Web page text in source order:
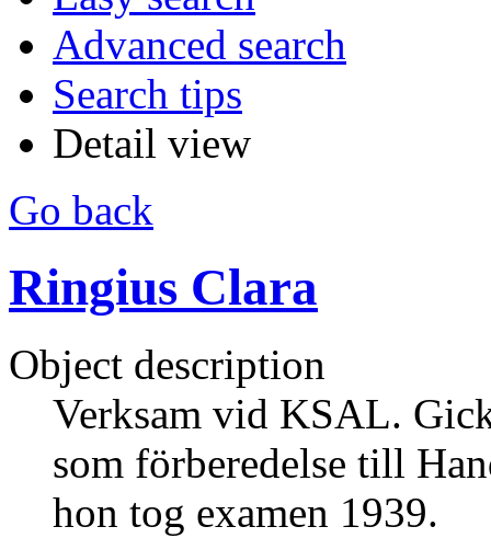
Advanced search
Search tips
Detail view
Go back
Ringius Clara
Object description
Verksam vid KSAL.
som förberedelse till
hon tog examen 1939.